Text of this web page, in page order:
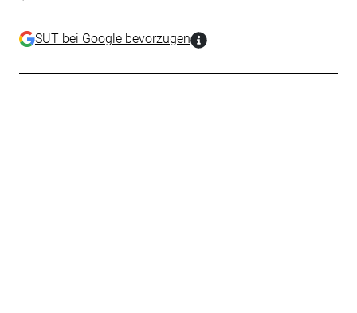
SUT bei Google bevorzugen